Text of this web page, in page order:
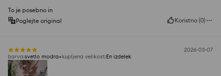
To je posebno in
Poglejte original
Koristno (0)
2026-03-07
barva:svetlo modra kupljena velikost:En izdelek